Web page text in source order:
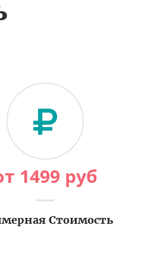
1499 руб
Стоимость